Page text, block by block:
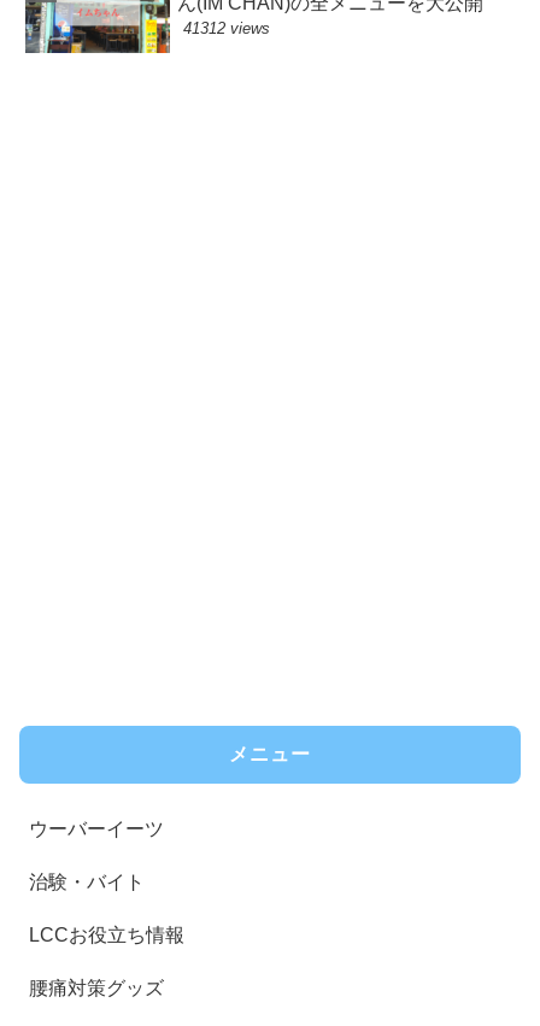
41312 views
メニュー
ウーバーイーツ
治験・バイト
LCCお役立ち情報
腰痛対策グッズ